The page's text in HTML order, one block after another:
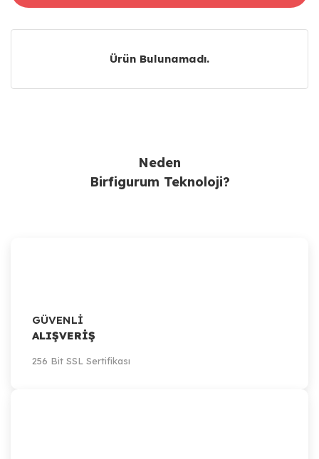
Ürün Bulunamadı.
Neden
Birfigurum Teknoloji?
GÜVENLİ
ALIŞVERİŞ
256 Bit SSL Sertifikası